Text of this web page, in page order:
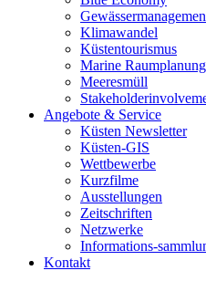
Klimawandel
Küstentourismus
Marine Raumplanung
Meeresmüll
Angebote & Service
Küsten Newsletter
Küsten-GIS
Wettbewerbe
Kurzfilme
Ausstellungen
Zeitschriften
Netzwerke
Informations-
Kontakt